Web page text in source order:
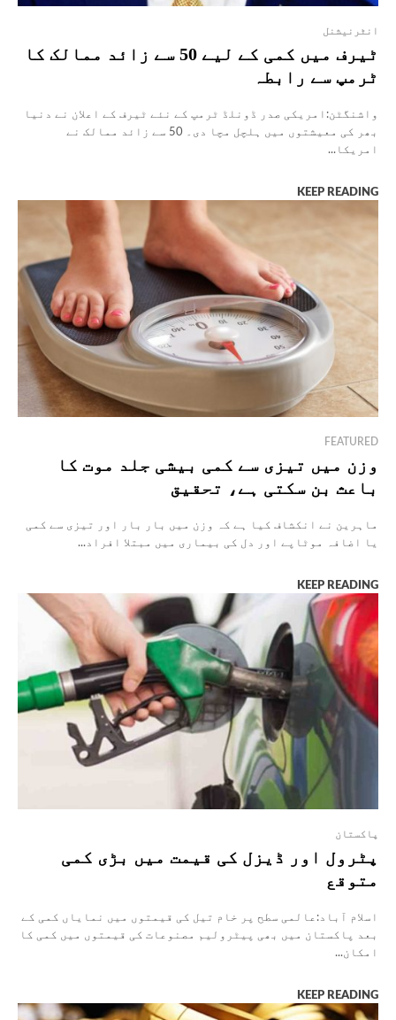
انٹرنیشنل
ٹیرف میں کمی کے لیے 50 سے زائد ممالک کا
ٹرمپ سے رابطہ
واشنگٹن:امریکی صدر ڈونلڈ ٹرمپ کے نئے ٹیرف کے اعلان نے دنیا
بھر کی معیشتوں میں ہلچل مچا دی۔ 50 سے زائد ممالک نے
امریکا...
KEEP READING
FEATURED
وزن میں تیزی سے کمی بیشی جلد موت کا
باعث بن سکتی ہے، تحقیق
ماہرین نے انکشاف کیا ہے کہ وزن میں بار بار اور تیزی سے کمی
یا اضافہ موٹاپے اور دل کی بیماری میں مبتلا افراد...
KEEP READING
پاکستان
پٹرول اور ڈیزل کی قیمت میں بڑی کمی
متوقع
اسلام آباد:عالمی سطح پر خام تیل کی قیمتوں میں نمایاں کمی کے
بعد پاکستان میں بھی پیٹرولیم مصنوعات کی قیمتوں میں کمی کا
امکان...
KEEP READING